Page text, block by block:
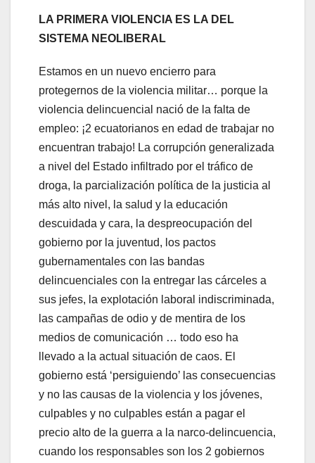
LA PRIMERA VIOLENCIA ES LA DEL
SISTEMA NEOLIBERAL
Estamos en un nuevo encierro para
protegernos de la violencia militar… porque la
violencia delincuencial nació de la falta de
empleo: ¡2 ecuatorianos en edad de trabajar no
encuentran trabajo! La corrupción generalizada
a nivel del Estado infiltrado por el tráfico de
droga, la parcialización política de la justicia al
más alto nivel, la salud y la educación
descuidada y cara, la despreocupación del
gobierno por la juventud, los pactos
gubernamentales con las bandas
delincuenciales con la entregar las cárceles a
sus jefes, la explotación laboral indiscriminada,
las campañas de odio y de mentira de los
medios de comunicación … todo eso ha
llevado a la actual situación de caos. El
gobierno está ‘persiguiendo’ las consecuencias
y no las causas de la violencia y los jóvenes,
culpables y no culpables están a pagar el
precio alto de la guerra a la narco-delincuencia,
cuando los responsables son los 2 gobiernos